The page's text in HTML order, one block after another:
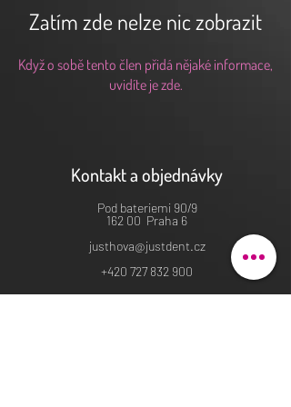
Zatím zde nelze nic zobrazit
Když o sobě tento člen přidá nějaké informace,
uvidíte je zde.
Kontakt a objednávky
Pod bateriemi 90/9
162 00 Praha 6
justhova@justdent.cz
+420 727 832 900